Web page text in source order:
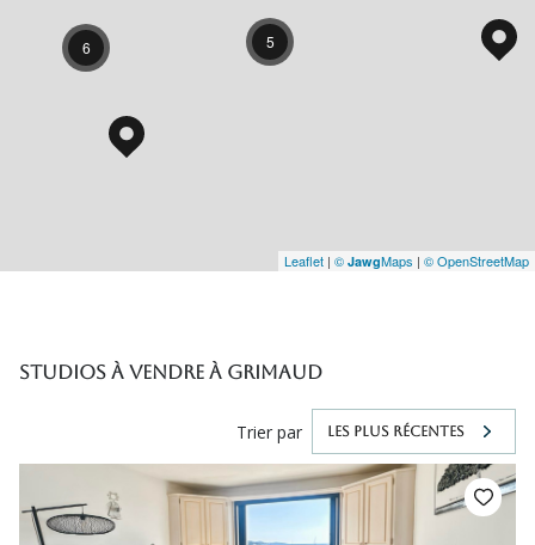
6 5
Leaflet | © JawgMaps | © OpenStreetMap
Studios à vendre à Grimaud
Trier par LES PLUS RÉCENTES